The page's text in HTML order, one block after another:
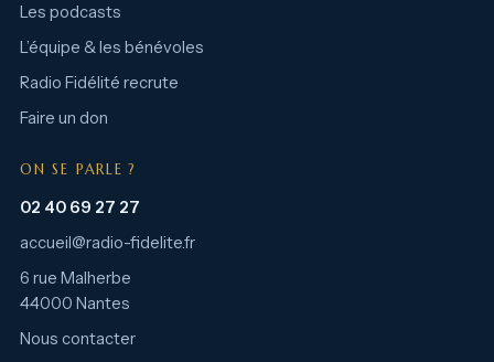
Les podcasts
L’équipe & les bénévoles
Radio Fidélité recrute
Faire un don
ON SE PARLE ?
02 40 69 27 27
accueil@radio-fidelite.fr
6 rue Malherbe
44000 Nantes
Nous contacter